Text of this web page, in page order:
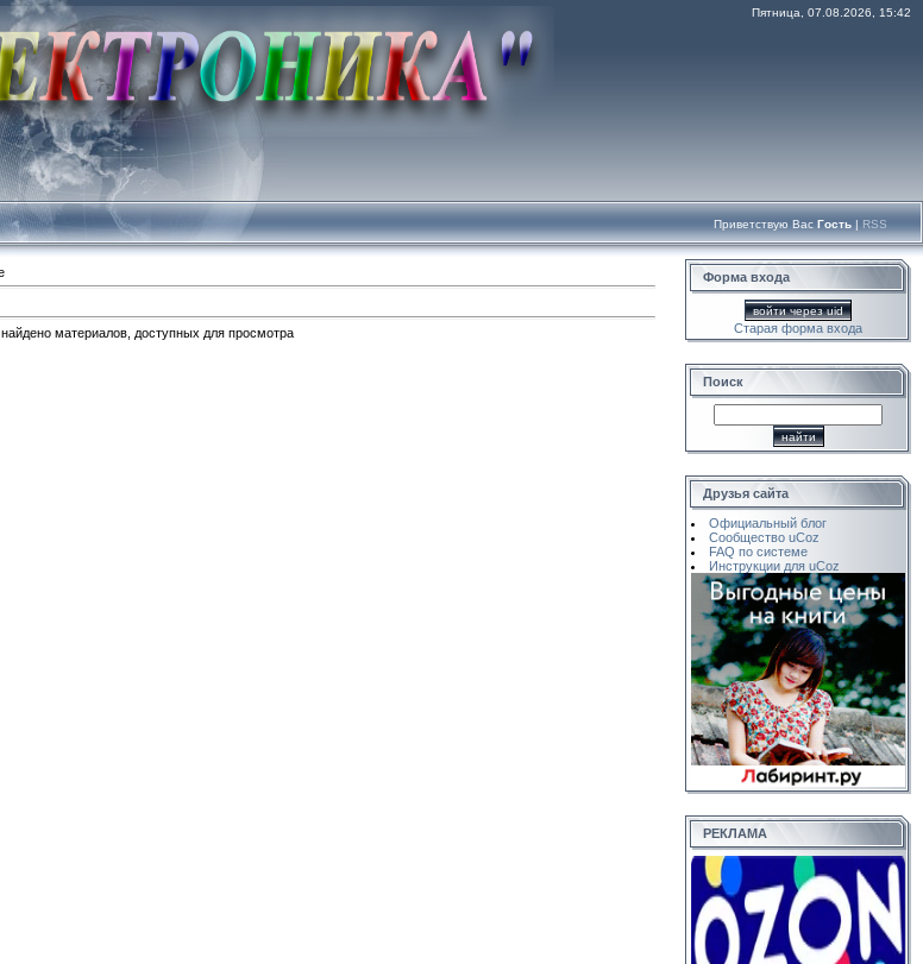
Пятница, 07.08.2026, 15:42
Приветствую Вас Гость | RSS
материалов, доступных для просмотра
Форма входа
войти через uid
Старая форма входа
Поиск
Друзья сайта
Официальный блог
Сообщество uCoz
FAQ по системе
Инструкции для uCoz
РЕКЛАМА